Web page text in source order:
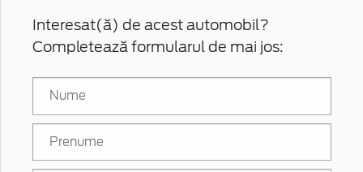
Interesat(ă) de acest automobil?
Completează formularul de mai jos: